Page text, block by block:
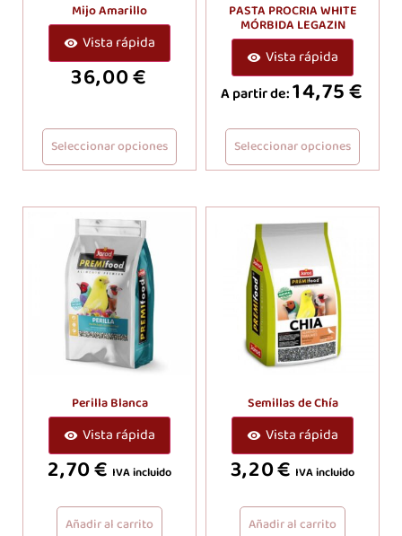
Mijo Amarillo
Vista rápida
36,00€
Seleccionar opciones
PASTA PROCRIA WHITE
MÓRBIDA LEGAZIN
Vista rápida
A partir de:14,75€
Seleccionar opciones
Perilla Blanca
Vista rápida
2,70€ IVA incluido
Añadir al carrito
Semillas de Chía
Vista rápida
3,20€ IVA incluido
Añadir al carrito